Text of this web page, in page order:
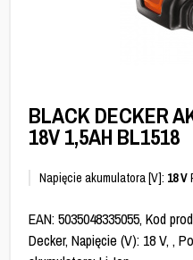
BLACK DECKER
18V 1,5AH BL1518
Napięcie akumulatora [V]: 18 V
EAN: 5035048335055, Kod
Decker, Napięcie (V): 18 V, ,